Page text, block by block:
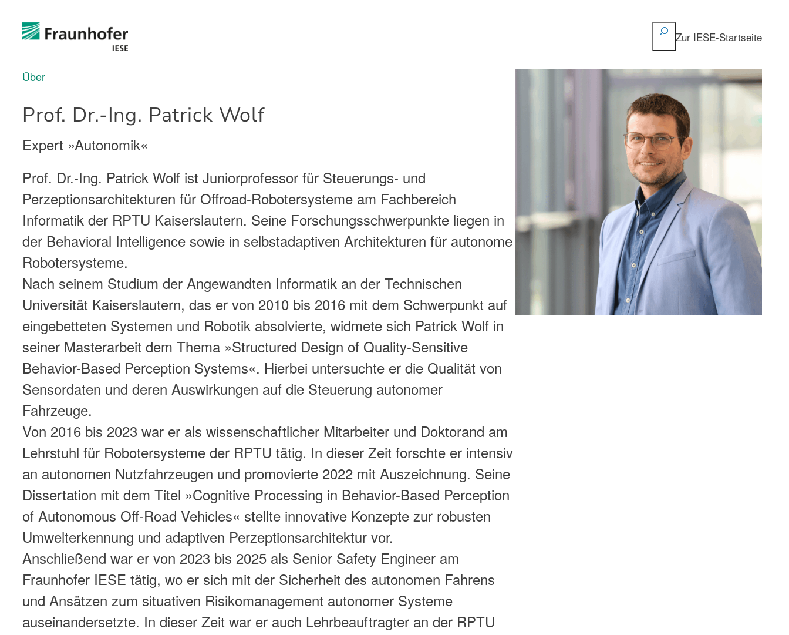
Suchen
Zur IESE-Startseite
Über
Prof. Dr.-Ing. Patrick Wolf
Expert »Autonomik«
Prof. Dr.-Ing. Patrick Wolf ist Juniorprofessor für Steuerungs- und
Perzeptionsarchitekturen für Offroad-Robotersysteme am Fachbereich
Informatik der RPTU Kaiserslautern. Seine Forschungsschwerpunkte liegen in
der Behavioral Intelligence sowie in selbstadaptiven Architekturen für autonome
Robotersysteme.
Nach seinem Studium der Angewandten Informatik an der Technischen
Universität Kaiserslautern, das er von 2010 bis 2016 mit dem Schwerpunkt auf
eingebetteten Systemen und Robotik absolvierte, widmete sich Patrick Wolf in
seiner Masterarbeit dem Thema »Structured Design of Quality-Sensitive
Behavior-Based Perception Systems«. Hierbei untersuchte er die Qualität von
Sensordaten und deren Auswirkungen auf die Steuerung autonomer
Fahrzeuge.
Von 2016 bis 2023 war er als wissenschaftlicher Mitarbeiter und Doktorand am
Lehrstuhl für Robotersysteme der RPTU tätig. In dieser Zeit forschte er intensiv
an autonomen Nutzfahrzeugen und promovierte 2022 mit Auszeichnung. Seine
Dissertation mit dem Titel »Cognitive Processing in Behavior-Based Perception
of Autonomous Off-Road Vehicles« stellte innovative Konzepte zur robusten
Umwelterkennung und adaptiven Perzeptionsarchitektur vor.
Anschließend war er von 2023 bis 2025 als Senior Safety Engineer am
Fraunhofer IESE tätig, wo er sich mit der Sicherheit des autonomen Fahrens
und Ansätzen zum situativen Risikomanagement autonomer Systeme
auseinandersetzte. In dieser Zeit war er auch Lehrbeauftragter an der RPTU